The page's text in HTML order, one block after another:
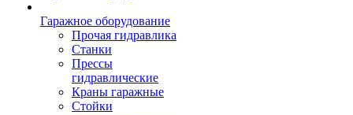
Гаражное оборудование
Прочая гидравлика
Станки
Прессы
гидравлические
Краны гаражные
Стойки